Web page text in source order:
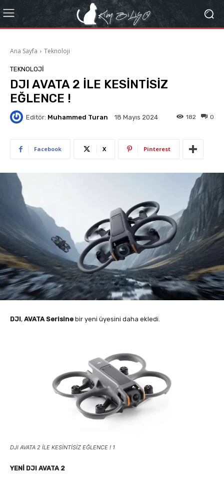
Ana Sayfa Teknoloji
TEKNOLOJI
DJI AVATA 2 İLE KESİNTİSİZ
EĞLENCE !
Editör: Muhammed Turan 18 Mayıs 2024 0
182
Facebook X Pinterest
DJI, AVATA Serisine bir yeni üyesini daha ekledi.
DJI AVATA 2 İLE KESİNTİSİZ EĞLENCE ! 1
YENİ DJI AVATA 2